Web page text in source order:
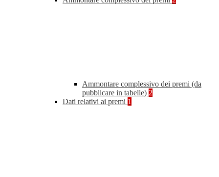
Ammontare complessivo dei premi (da
pubblicare in tabelle) 2
Dati relativi ai premi 1